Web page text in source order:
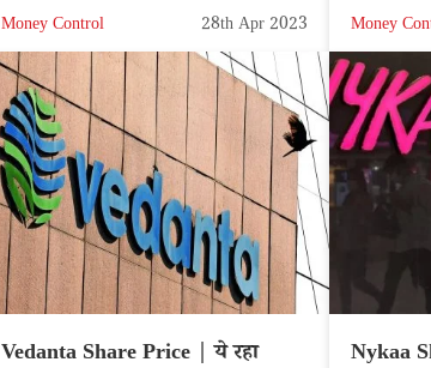
Money Control 28th Apr 2023 Money
Vedanta Share Price | ये रहा Nykaa